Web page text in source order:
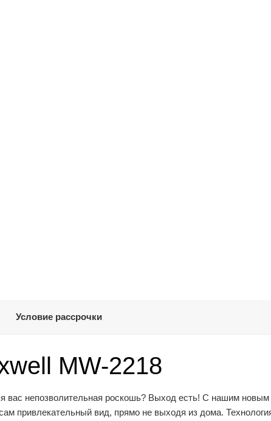
Условие рассрочки
MW-2218
вас непозволительная роскошь? Выход есть! С нашим
привлекательный вид, прямо не выходя из дома.